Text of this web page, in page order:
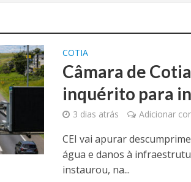
COTIA
Câmara de
inquérito para
3 dias atrás Adicionar
CEI vai apurar
água e danos à
instaurou, na...